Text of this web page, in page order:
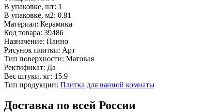
В упаковке, шт: 1
В упаковке, м2: 0.81
Материал: Керамика
Код товара: 39486
Назначение: Панно
Рисунок плитки: Арт
Тип поверхности: Матовая
Ректификат: Да
Вес штуки, кг: 15.9
Тип продукции: Плитка для ванной комнаты
Доставка по всей России